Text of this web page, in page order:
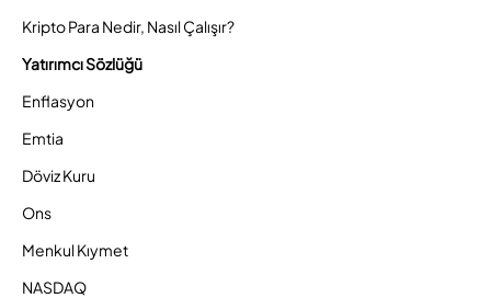
Kripto Para Nedir, Nasıl Çalışır?
Yatırımcı Sözlüğü
Enflasyon
Emtia
Döviz Kuru
Ons
Menkul Kıymet
NASDAQ